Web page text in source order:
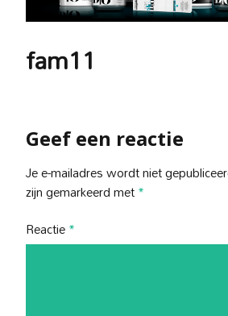
fam11
Geef een reactie
Je e-mailadres wordt niet
zijn gemarkeerd met*
Reactie*